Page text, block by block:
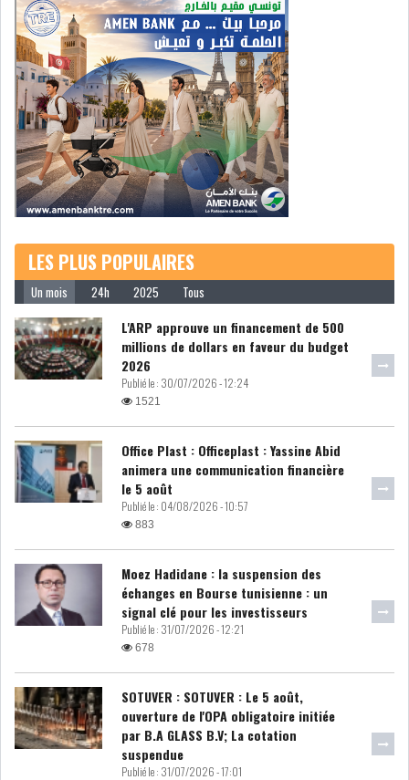
L’ATB RENFORCE SON
ENGAGEMENT AUPRÈS DES...
OFFICE PLAST : UNE LEVÉE DE
FONDS AU SER...
OFFICEPLAST : YASSINE ABID
ANIMERA UNE C...
ENNAKL LÈVE 60 MD SUR LE
FINANCE
FISCALITÉ : LONGUE LISTE
DES ACTIVITÉS Q...
LES PLUS POPULAIRES
Un mois 24h 2025 Tous
L'ARP approuve un financement de 500
millions de dollars en faveur du budget
2026
Publié le : 30/07/2026 - 12:24
1521
Office Plast : Officeplast : Yassine Abid
animera une communication financière
le 5 août
Publié le : 04/08/2026 - 10:57
883
Moez Hadidane : la suspension des
échanges en Bourse tunisienne : un
signal clé pour les investisseurs
Publié le : 31/07/2026 - 12:21
678
SOTUVER : SOTUVER : Le 5 août,
ouverture de l'OPA obligatoire initiée
par B.A GLASS B.V; La cotation
suspendue
Publié le : 31/07/2026 - 17:01